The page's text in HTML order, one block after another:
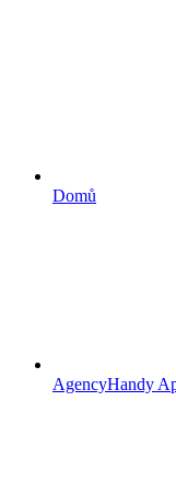
Domů
AgencyHandy